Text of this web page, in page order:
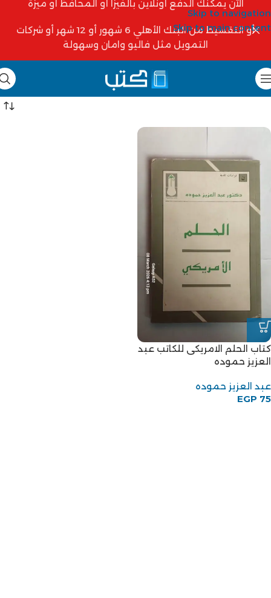
Skip to navigation
Skip to main content
الآن يمكنك الدفع أونلاين بالفيزا أو المحافظ أو ميزة
أو التقسيط من البنك الأهلي 6 شهور أو 12 شهر أو شركات
التمويل مثل فاليو وامان وسهولة
كتاب الحلم الامريكى للكاتب عبد
العزيز حموده
عبد العزيز حموده
EGP 75